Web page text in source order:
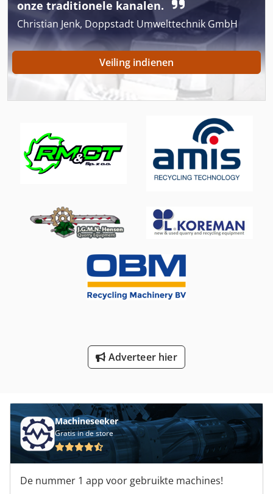
Hsc 20 Linear
Hydraulische Aggregaat
International 1700
International 433
Ka 77
Ls 703
Ng 200
Platform Type Mb
onze traditionele kanalen.
Christian Jenk, Doppstadt Umwelttechnik GmbH
Veiling indienen
Adverteer hier
Machineseeker
Gratis in de store
De nummer 1 app voor gebruikte machines!